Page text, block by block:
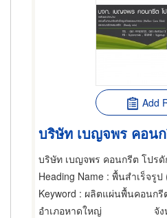
Add
บริษัท เบญจพร คอนกรีต โปรดั
Heading Name : พื้นสำเร็จรูป (ค
Keyword : ผลิตแผ่นพื้นคอนกรี
อำเภอหาดใหญ่
จั